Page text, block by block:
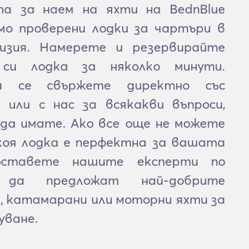
за наем на яхти на BednBlue
проверени лодки за чартъри в
Намерете и резервирайте
лодка за няколко минути.
се свържете директно със
или с нас за всякакви въпроси,
имате. Ако все още не можете
лодка е перфектна за вашата
нашите експерти по
да предложат най-добрите
катамарани или моторни яхти за